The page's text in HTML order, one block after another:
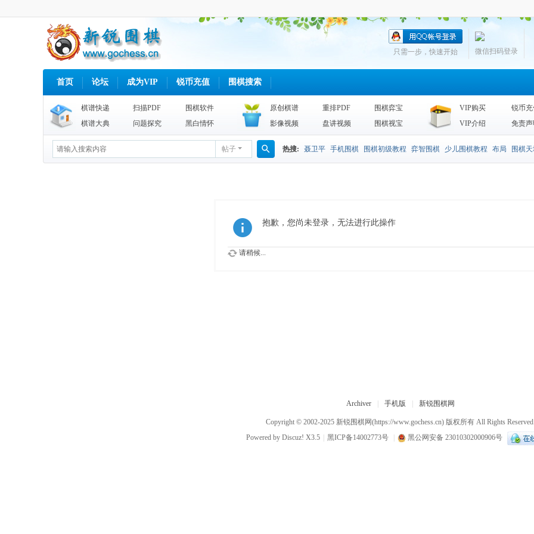
微信扫码登录
只需一步，快速开始
首页 论坛 成为VIP 锐币充值 围棋搜索
棋谱快递 扫描PDF
围棋软件
棋谱大典
问题探究 黑白情怀
原创棋谱 重排PDF
围棋弈宝
影像视频
盘讲视频 围棋视宝
VIP购买
锐币
VIP介绍
免责
帖子
搜
热搜: 聂卫平 手机围棋 围棋初级教程 弈智围棋 少儿围棋教程 布局 围棋
抱歉，您尚未登录，无法进行此操作
请稍候...
Archiver 手机版 新锐围棋网
Copyright © 2002-2025 新锐围棋网(https://www.gochess.cn) 版权所有 All Rights
Powered by Discuz! X3.5 黑ICP备14002773号 黑公网安备 23010302000906号